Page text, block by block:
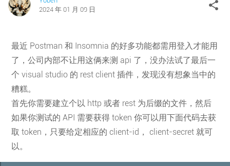
2024 年 01 月 09 日
share
最近 Postman 和 Insomnia 的好多功能都需用登入才能用
了，公司内部不让用这俩来测 api 了，没办法试了最后一
个 visual studio 的 rest client 插件，发现没有想象当中的
糟糕。
首先你需要建立个以 http 或者 rest 为后缀的文件，然后
如果你测试的 API 需要获得 token 你可以用下面代码去获
取 token，只要给定相应的 client-id， client-secret 就可
以。